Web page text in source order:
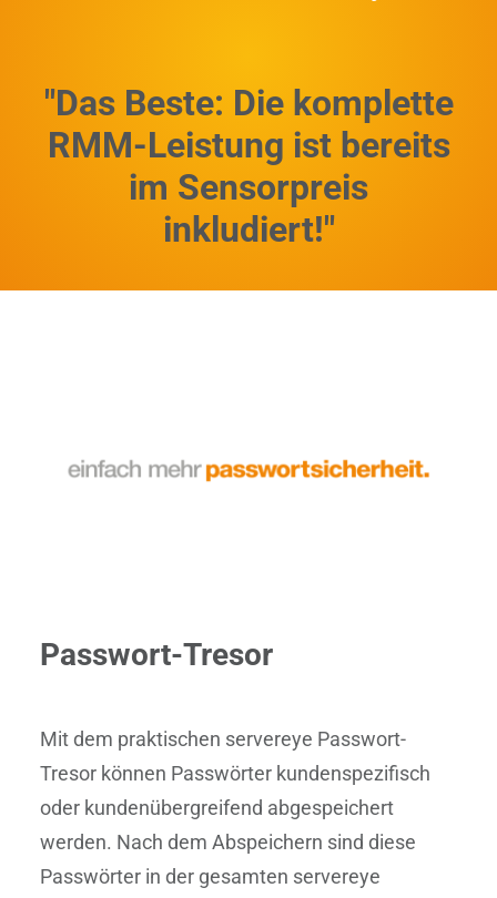
"Das Beste: Die komplette
RMM-Leistung ist bereits
im Sensorpreis
inkludiert!"
Passwort-Tresor
Mit dem praktischen servereye Passwort-
Tresor können Passwörter kundenspezifisch
oder kundenübergreifend abgespeichert
werden. Nach dem Abspeichern sind diese
Passwörter in der gesamten servereye